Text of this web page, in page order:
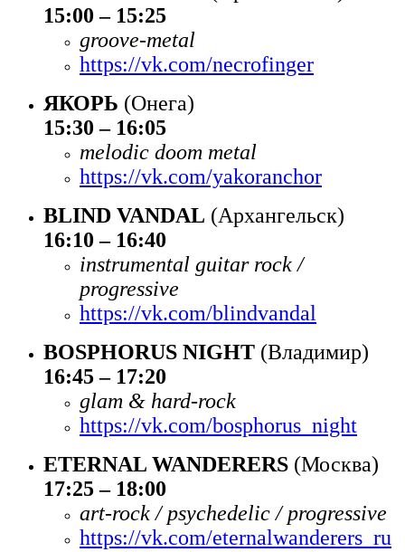
15:00 – 15:25
groove-metal
https://vk.com/necrofinger
ЯКОРЬ (Онега)
15:30 – 16:05
melodic doom metal
https://vk.com/yakoranchor
BLIND VANDAL (Архангельск)
16:10 – 16:40
instrumental guitar rock /
progressive
https://vk.com/blindvandal
BOSPHORUS NIGHT (Владимир)
16:45 – 17:20
glam & hard-rock
https://vk.com/bosphorus_night
ETERNAL WANDERERS (Москва)
17:25 – 18:00
art-rock / psychedelic / progressive
https://vk.com/eternalwanderers_ru